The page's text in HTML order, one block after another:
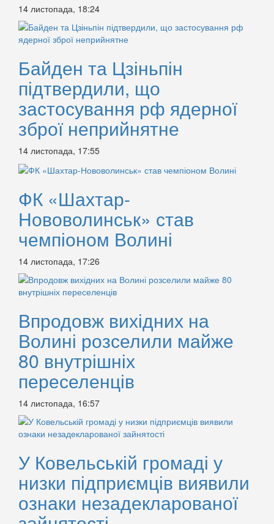
14 листопада, 18:24
Байден та Цзіньпін
підтвердили, що
застосування рф ядерної
зброї неприйнятне
14 листопада, 17:55
ФК «Шахтар-
Нововолинськ» став
чемпіоном Волині
14 листопада, 17:26
Впродовж вихідних на
Волині розселили майже
80 внутрішніх
переселенців
14 листопада, 16:57
У Ковельській громаді у
низки підприємців виявили
ознаки незадекларованої